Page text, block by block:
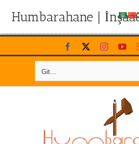
Humbarahane |
Skip
to
Facebook Instagram
Git...